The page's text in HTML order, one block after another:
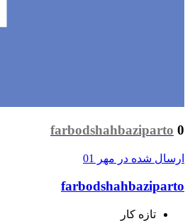
farbodshahbaziparto 0
ارسال شده در مهر 01
farbodshahbaziparto
تازه کار